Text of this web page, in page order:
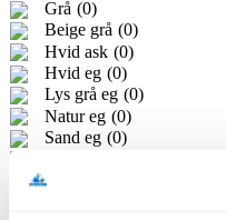
Grå (0)
Beige grå (0)
Hvid ask (0)
Hvid eg (0)
Lys grå eg (0)
Natur eg (0)
Sand eg (0)
Platinum